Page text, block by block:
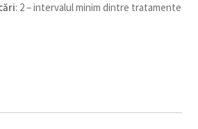
: 2 – intervalul minim dintre tratamente